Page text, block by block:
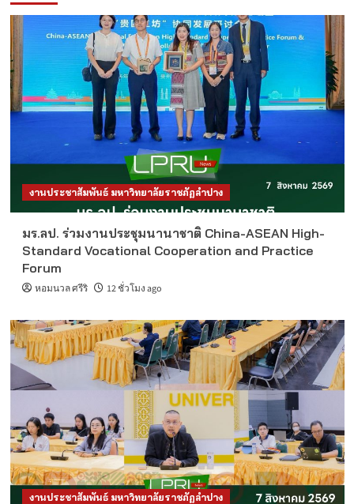
งานประชาสัมพันธ์ มหาวิทยาลัยราชภัฏลำปาง
มร.ลป. ร่วมงานประชุมนานาชาติ China-ASEAN High-
Standard Vocational Cooperation and Practice
Forum
หอมนวล ศรีริ 12 ชั่วโมง ago
งานประชาสัมพันธ์ มหาวิทยาลัยราชภัฏลำปาง